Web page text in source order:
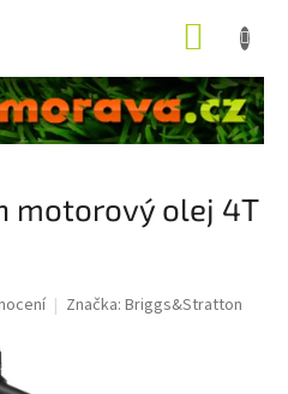
motorový olej 4T
Značka: Briggs&Stratton